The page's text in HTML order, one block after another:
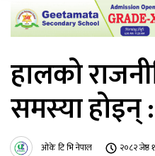
हालको
समस्या होइन्
ओके टि भि नेपाल २०८२ जेष्ठ